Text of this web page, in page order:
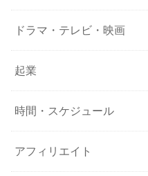
ドラマ・テレビ・映画
起業
時間・スケジュール
アフィリエイト